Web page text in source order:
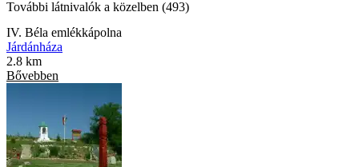
További látnivalók a közelben (493)
IV. Béla emlékkápolna
Járdánháza
2.8 km
Bővebben